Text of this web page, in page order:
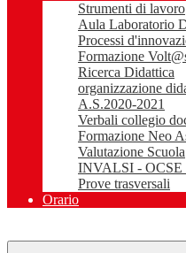
Strumenti di lavoro
Aula Laboratorio
Processi
Formazione
Ricerca Didattica
organizzazione
A.S.2020-2021
Verbali collegio
Formazione Neo
Valutazione Scuola
INVALSI - OCSE
Prove trasversali
Orario